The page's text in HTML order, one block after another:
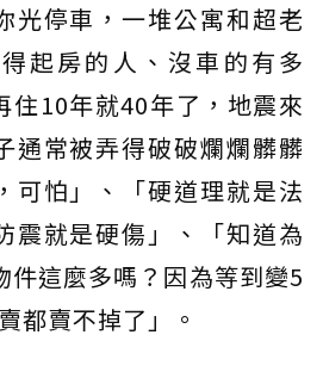
光停車，一堆公寓和超老
起房的人、沒車的有多
住10年就40年了，地震來
通常被弄得破破爛爛髒髒
可怕」、「硬道理就是法
震就是硬傷」、「知道為
件這麼多嗎？因為等到變5
都賣不掉了」。